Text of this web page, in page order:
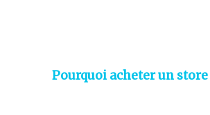
Pourquoi acheter un store